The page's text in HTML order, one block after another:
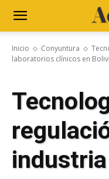
Inicio Conyuntura
laboratorios clínicos en